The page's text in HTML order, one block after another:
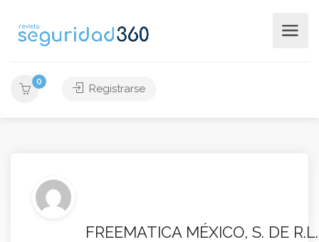
0
Registrarse
FREEMATICA MÉXICO, S. DE R.L.